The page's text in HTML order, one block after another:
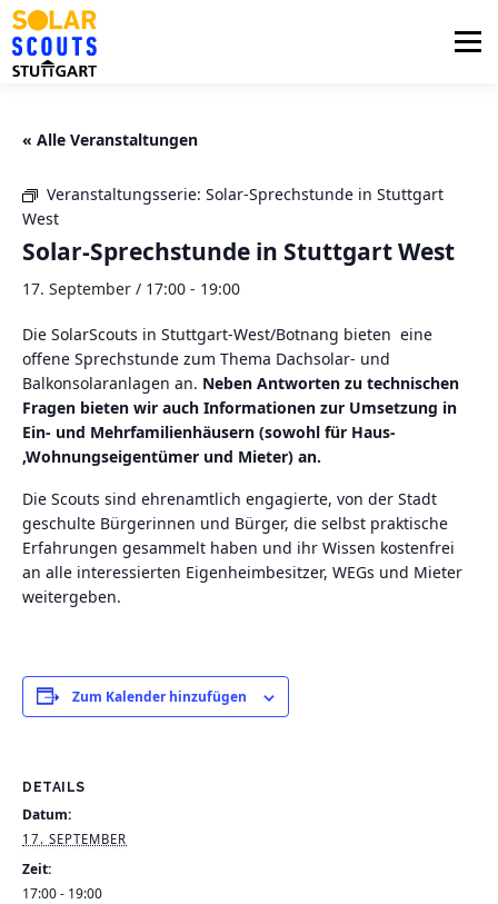
Zum
Inhalt
springen
Menü
BEZIRKSGRUPPEN
« Alle Veranstaltungen
Veranstaltungsserie: Solar-Sprechstunde in Stuttgart
West
Solar-Sprechstunde in Stuttgart West
17. September / 17:00 - 19:00
Die SolarScouts in Stuttgart-West/Botnang bieten eine
offene Sprechstunde zum Thema Dachsolar- und
Balkonsolaranlagen an. Neben Antworten zu technischen
Fragen bieten wir auch Informationen zur Umsetzung in
Ein- und Mehrfamilienhäusern (sowohl für Haus-
,Wohnungseigentümer und Mieter) an.
Die Scouts sind ehrenamtlich engagierte, von der Stadt
geschulte Bürgerinnen und Bürger, die selbst praktische
Erfahrungen gesammelt haben und ihr Wissen kostenfrei
an alle interessierten Eigenheimbesitzer, WEGs und Mieter
weitergeben.
Zum Kalender hinzufügen
DETAILS
Datum:
17. SEPTEMBER
Zeit:
17:00 - 19:00